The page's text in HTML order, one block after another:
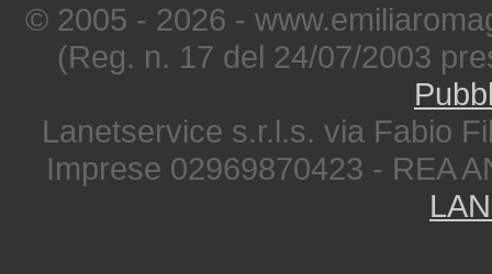
© 2005 - 2026 -
(Reg. n. 17 del 24/07/2003
Lanetservice s.r.l.s. via Fabio
Imprese 02969870423 - REA